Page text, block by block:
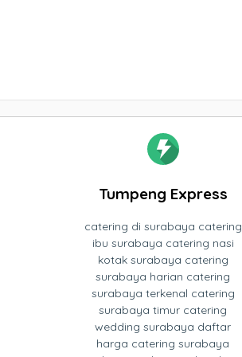
Tumpeng Express
catering di surabaya catering
ibu surabaya catering nasi
kotak surabaya catering
surabaya harian catering
surabaya terkenal catering
surabaya timur catering
wedding surabaya daftar
harga catering surabaya